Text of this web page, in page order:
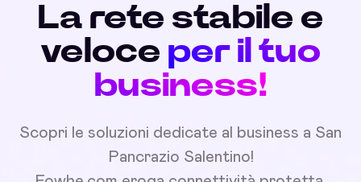
La rete stabile e
veloce per il tuo
business!
Scopri le soluzioni dedicate al business a San
Pancrazio Salentino!